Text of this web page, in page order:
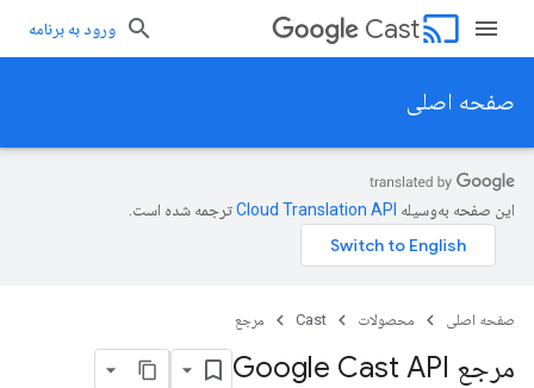
cast
Cast ورود به برنامه
صفحه اصلی
این صفحه به‌وسیله ترجمه شده است.
صفحه اصلی محصولات Cast مرجع
مرجع Google Cast API